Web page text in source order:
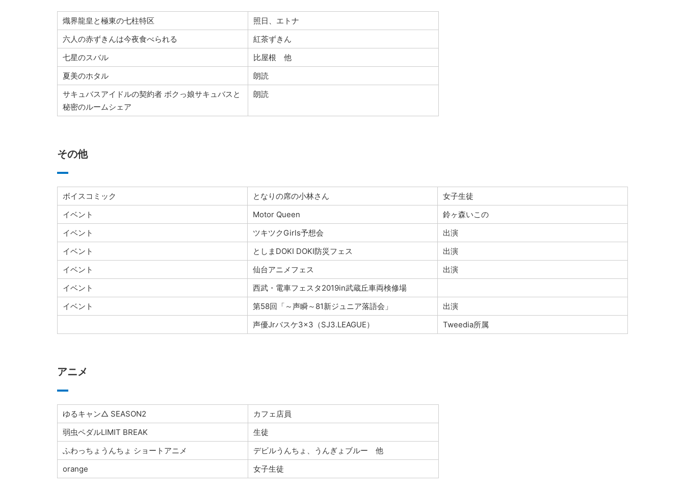
熾界龍皇と極東の七柱特区
照日、エトナ
六人の赤ずきんは今夜食べられる
紅茶ずきん
七星のスバル
比屋根 他
夏美のホタル
朗読
サキュバスアイドルの契約者 ボクっ娘サキュバスと
秘密のルームシェア
朗読
その他
ボイスコミック となりの席の小林さん
女子生徒
イベント
Motor Queen
鈴ヶ森いこの
イベント
ツキツクGirls予想会
出演
イベント
としまDOKI DOKI防災フェス
出演
イベント
仙台アニメフェス
出演
イベント
西武・電車フェスタ2019in武蔵丘車両検修場
イベント
第58回「～声瞬～81新ジュニア落語会」
出演
声優Jrバスケ3×3（SJ3.LEAGUE）
Tweedia所属
アニメ
ゆるキャン△ SEASON2
カフェ店員
弱虫ペダルLIMIT BREAK
生徒
ふわっちょうんちょ ショートアニメ
デビルうんちょ、うんぎょブルー 他
orange
女子生徒